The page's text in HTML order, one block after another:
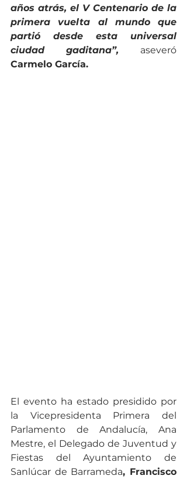
años atrás, el V Centenario de la
primera vuelta al mundo que
partió desde esta universal
ciudad gaditana”,
Carmelo García.
El evento ha estado presidido por
la Vicepresidenta Primera del
Parlamento de Andalucía, Ana
Mestre, el Delegado de Juventud y
Fiestas del Ayuntamiento de
Sanlúcar de Barrameda, Francisco